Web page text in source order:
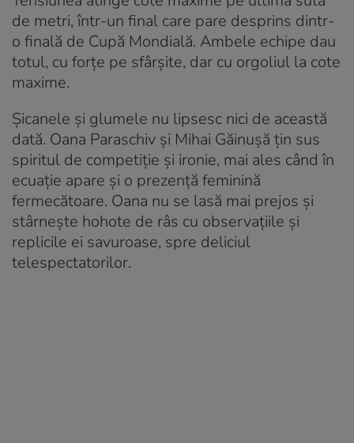
de metri, într-un final care pare desprins dintr-
o finală de Cupă Mondială. Ambele echipe dau
totul, cu forțe pe sfârșite, dar cu orgoliul la cote
maxime.
Șicanele și glumele nu lipsesc nici de această
dată. Oana Paraschiv și Mihai Găinușă țin sus
spiritul de competiție și ironie, mai ales când în
ecuație apare și o prezență feminină
fermecătoare. Oana nu se lasă mai prejos și
stârnește hohote de râs cu observațiile și
replicile ei savuroase, spre deliciul
telespectatorilor.